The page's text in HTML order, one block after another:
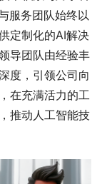
服务团队始终以
定制化的AI解决
导团队由经验丰
度，引领公司向
在充满活力的工
推动人工智能技